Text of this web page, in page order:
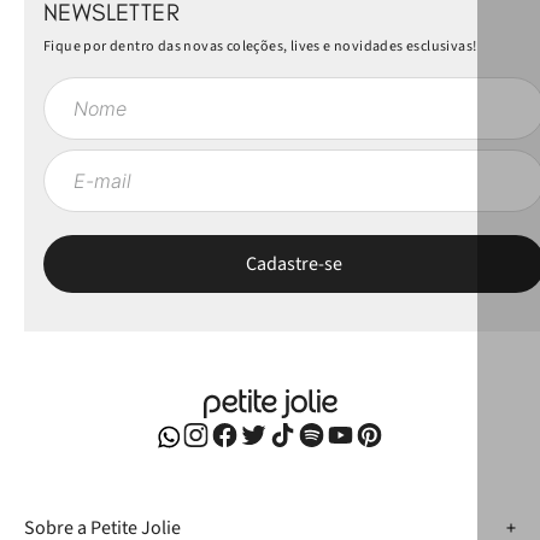
NEWSLETTER
Fique por dentro das novas coleções, lives e novidades esclusivas!
Sobre a Petite Jolie